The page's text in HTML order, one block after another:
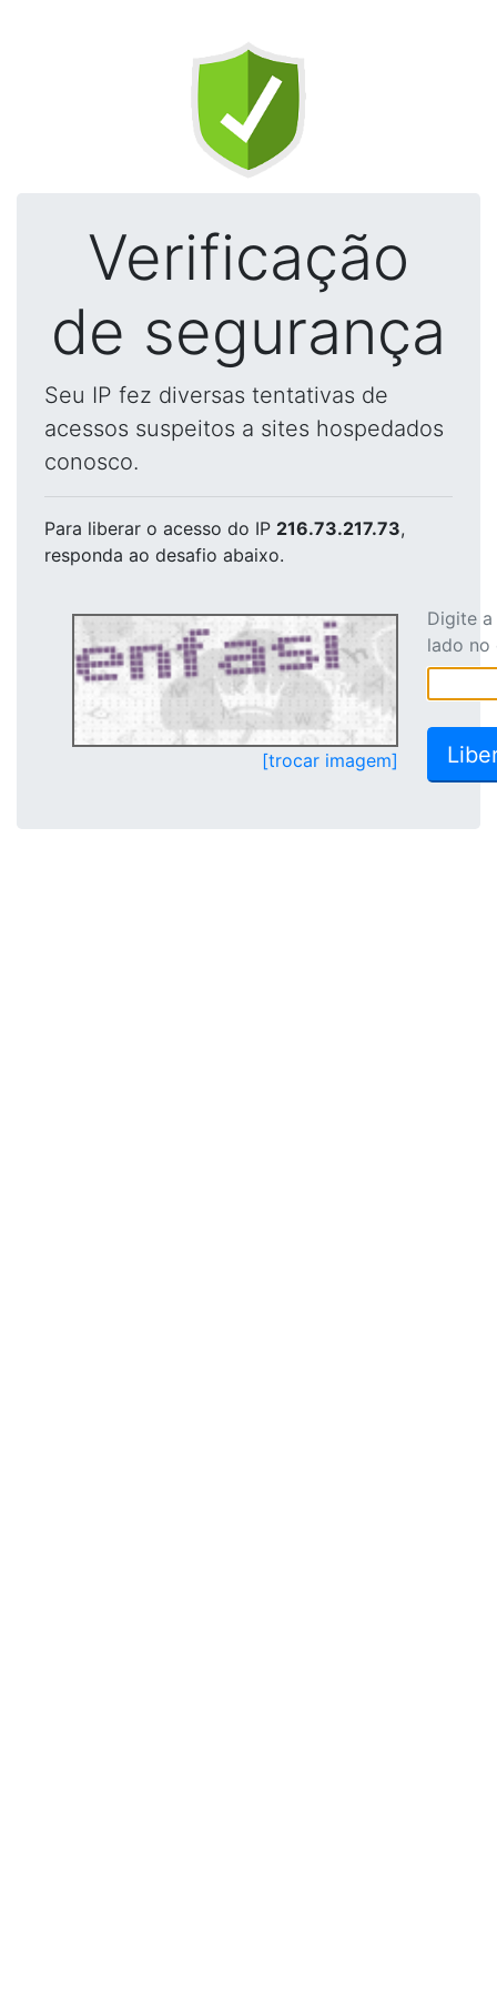
Verificação
de segurança
Seu IP fez diversas tentativas de
acessos suspeitos a sites hospedados
conosco.
Para liberar o acesso do IP 216.73.217.73,
responda ao desafio abaixo.
[trocar imagem]
Digite
lado no